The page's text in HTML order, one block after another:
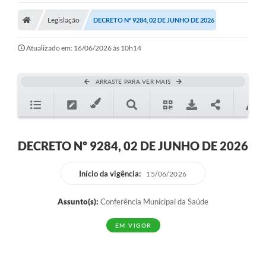
Legislação DECRETO Nº 9284, 02 DE JUNHO DE 2026
Atualizado em: 16/06/2026 às 10h14
ARRASTE PARA VER MAIS
DECRETO Nº 9284, 02 DE JUNHO DE 2026
Início da vigência: 15/06/2026
Assunto(s): Conferência Municipal da Saúde
EM VIGOR